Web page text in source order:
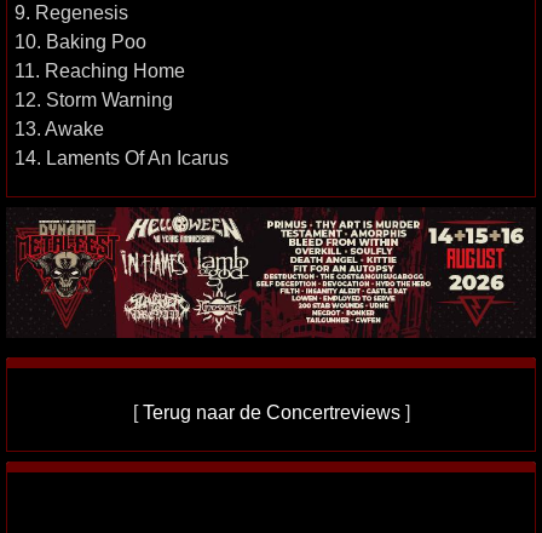
9. Regenesis
10. Baking Poo
11. Reaching Home
12. Storm Warning
13. Awake
14. Laments Of An Icarus
[Terug naar de Concertreviews]